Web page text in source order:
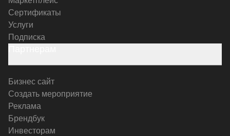
Сертификаты
Услуги
Подписка
Бизнес сайт
Создать мероприятие
Реклама
Брендбук
Инвесторам